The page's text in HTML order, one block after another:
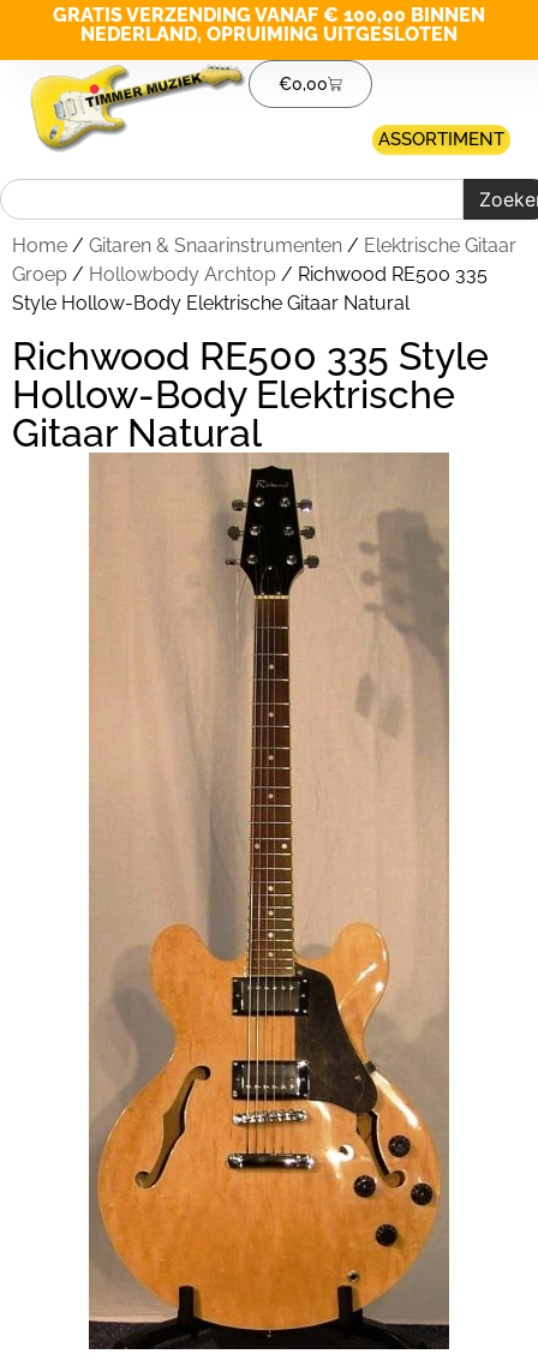
GRATIS VERZENDING VANAF € 100,00 BINNEN
NEDERLAND, OPRUIMING UITGESLOTEN
€0,00
ASSORTIMENT
Home / Gitaren & Snaarinstrumenten / Elektrische Gitaar
Groep / Hollowbody Archtop / Richwood RE500 335
Style Hollow-Body Elektrische Gitaar Natural
Richwood RE500 335 Style
Hollow-Body Elektrische
Gitaar Natural